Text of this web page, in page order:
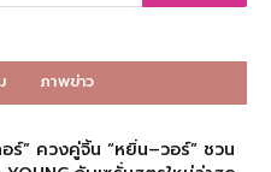
ภาพข่าว
อร์” ควงคู่จิ้น “หยิ่น–วอร์” ชวน